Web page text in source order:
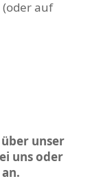
(oder auf
unser
uns oder